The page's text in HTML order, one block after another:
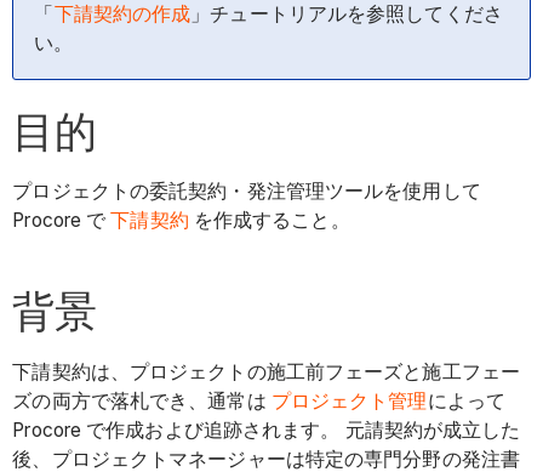
「下請契約の作成 」チュートリアルを参照してくださ
い。
目的
プロジェクトの委託契約・発注管理ツールを使用して
Procore で下請契約 を作成すること。
背景
下請契約は、プロジェクトの施工前フェーズと施工フェー
ズの両方で落札でき、通常は プロジェクト管理によって
Procore で作成および追跡されます。 元請契約が成立した
後、プロジェクトマネージャーは特定の専門分野の発注書